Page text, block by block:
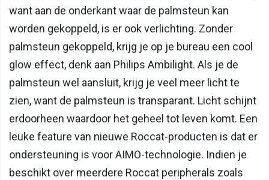
want aan de onderkant waar de palmsteun kan
worden gekoppeld, is er ook verlichting. Zonder
palmsteun gekoppeld, krijg je op je bureau een cool
glow effect, denk aan Philips Ambilight. Als je de
palmsteun wel aansluit, krijg je veel meer licht te
zien, want de palmsteun is transparant. Licht schijnt
erdoorheen waardoor het geheel tot leven komt. Een
leuke feature van nieuwe Roccat-producten is dat er
ondersteuning is voor AIMO-technologie. Indien je
beschikt over meerdere Roccat peripherals zoals